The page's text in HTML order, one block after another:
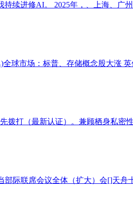
续进修AI。 2025年，、上海、广
球市场：标普、存储概念股大涨
拨打（最新认证）。兼顾栖身私密
际联席会议全体（扩大）会[]天